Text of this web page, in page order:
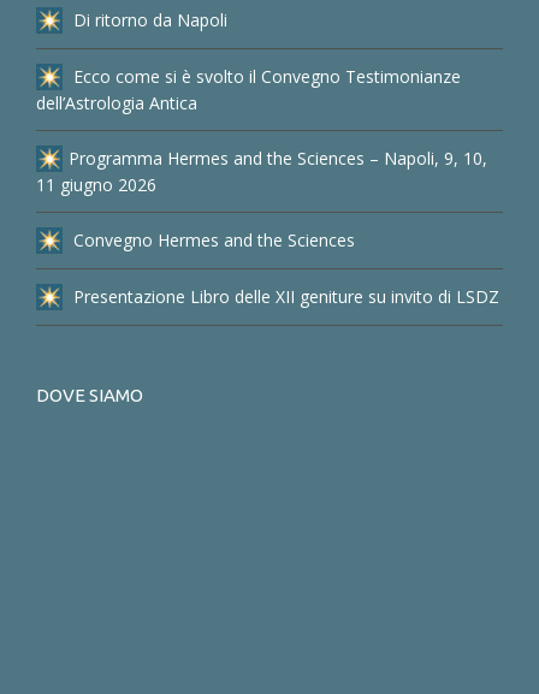
Di ritorno da Napoli
Ecco come si è svolto il Convegno Testimonianze
dell’Astrologia Antica
Programma Hermes and the Sciences – Napoli, 9, 10,
11 giugno 2026
Convegno Hermes and the Sciences
Presentazione Libro delle XII geniture su invito di LSDZ
DOVE SIAMO